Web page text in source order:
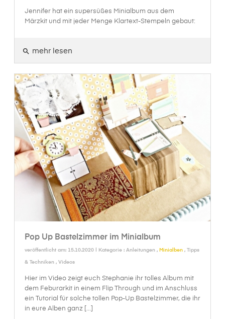
Jennifer hat ein supersüßes Minialbum aus dem
Märzkit und mit jeder Menge Klartext-Stempeln gebaut:
search mehr lesen
Pop Up Bastelzimmer im Minialbum
veröffentlicht am: 15.10.2020 | Kategorie : Anleitungen , Minialben , Tipps
& Techniken , Videos
Hier im Video zeigt euch Stephanie ihr tolles Album mit
dem Feburarkit in einem Flip Through und im Anschluss
ein Tutorial für solche tollen Pop-Up Bastelzimmer, die ihr
in eure Alben ganz [...]